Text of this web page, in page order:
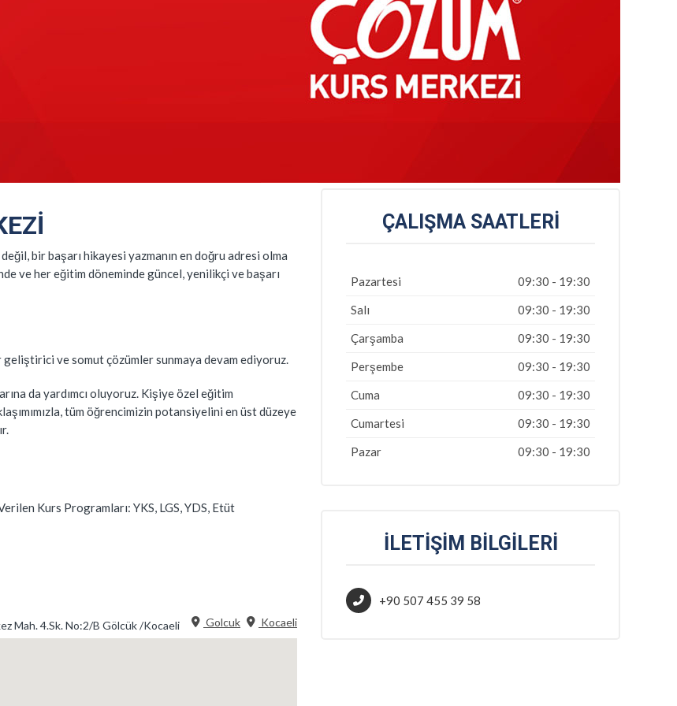
bir başarı hikayesi yazmanın en doğru adresi olma
ve her eğitim döneminde güncel, yenilikçi ve başarı
ve somut çözümler sunmaya devam ediyoruz.
da yardımcı oluyoruz. Kişiye özel eğitim
tüm öğrencimizin potansiyelini en üst düzeye
Kurs Programları: YKS, LGS, YDS, Etüt
Golcuk Kocaeli
Mah. 4.Sk. No:2/B Gölcük /Kocaeli
ÇALIŞMA SAATLERI
Pazartesi
09:30 - 19:30
Salı
09:30 - 19:30
Çarşamba
09:30 - 19:30
Perşembe
09:30 - 19:30
Cuma
09:30 - 19:30
Cumartesi
09:30 - 19:30
Pazar
09:30 - 19:30
İLETIŞIM BILGILERI
+90 507 455 39 58